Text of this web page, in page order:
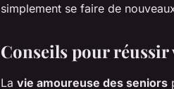
simplement se faire de
Conseils pour réussir
La vie amoureuse des seniors